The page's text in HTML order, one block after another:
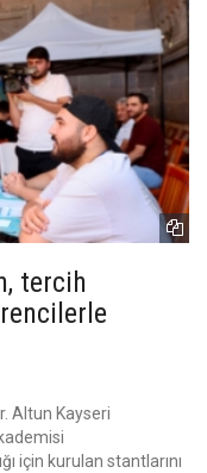
tercih
Altun Kayseri
için kurulan stantlarını